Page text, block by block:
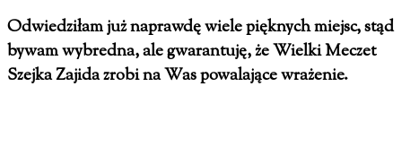
Odwiedziłam już naprawdę wiele pięknych miejsc, stąd
bywam wybredna, ale gwarantuję, że Wielki Meczet
Szejka Zajida zrobi na Was powalające wrażenie.